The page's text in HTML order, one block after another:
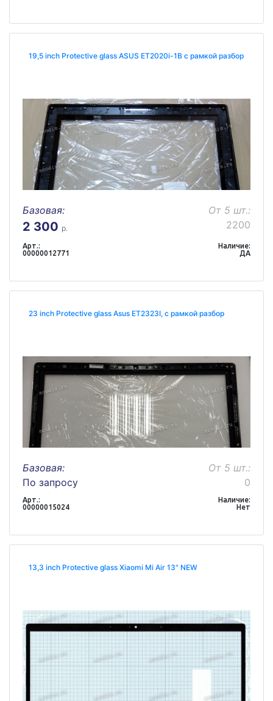
19,5 inch Protective glass ASUS ET2020i-1B с рамкой разбор
Базовая:
2 300 р.
От 5 шт.:
2200
Арт.:
00000012771
Наличие:
ДА
23 inch Protective glass Asus ET2323I, с рамкой разбор
Базовая:
По запросу
От 5 шт.:
0
Арт.:
00000015024
Наличие:
Нет
13,3 inch Protective glass Xiaomi Mi Air 13" NEW